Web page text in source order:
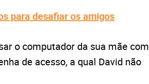
para desafiar os amigos
o computador da sua mãe com
de acesso, a qual David não